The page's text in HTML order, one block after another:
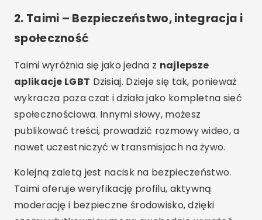
2. Taimi – Bezpieczeństwo, integracja i
społeczność
Taimi wyróżnia się jako jedna z najlepsze
aplikacje LGBT Dzisiaj. Dzieje się tak, ponieważ
wykracza poza czat i działa jako kompletna sieć
społecznościowa. Innymi słowy, możesz
publikować treści, prowadzić rozmowy wideo, a
nawet uczestniczyć w transmisjach na żywo.
Kolejną zaletą jest nacisk na bezpieczeństwo.
Taimi oferuje weryfikację profilu, aktywną
moderację i bezpieczne środowisko, dzięki